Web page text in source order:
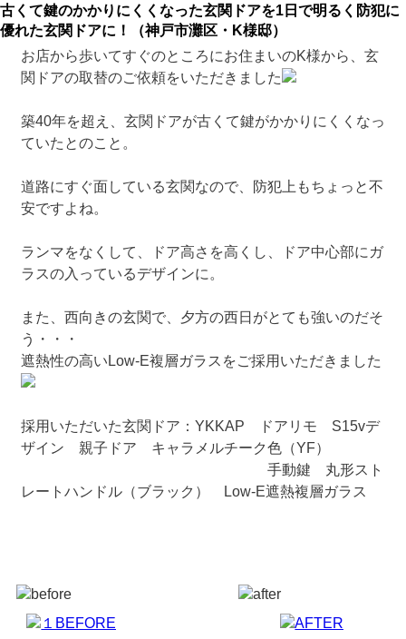
古くて鍵のかかりにくくなった玄関ドアを1日で明るく防犯に
優れた玄関ドアに！（神戸市灘区・K様邸）
お店から歩いてすぐのところにお住まいのK様から、玄
関ドアの取替のご依頼をいただきました
築40年を超え、玄関ドアが古くて鍵がかかりにくくなっ
ていたとのこと。
道路にすぐ面している玄関なので、防犯上もちょっと不
安ですよね。
ランマをなくして、ドア高さを高くし、ドア中心部にガ
ラスの入っているデザインに。
また、西向きの玄関で、夕方の西日がとても強いのだそ
う・・・
遮熱性の高いLow-E複層ガラスをご採用いただきました
採用いただいた玄関ドア：YKKAP ドアリモ S15vデ
ザイン 親子ドア キャラメルチーク色（YF）
手動鍵 丸形スト
レートハンドル（ブラック） Low-E遮熱複層ガラス